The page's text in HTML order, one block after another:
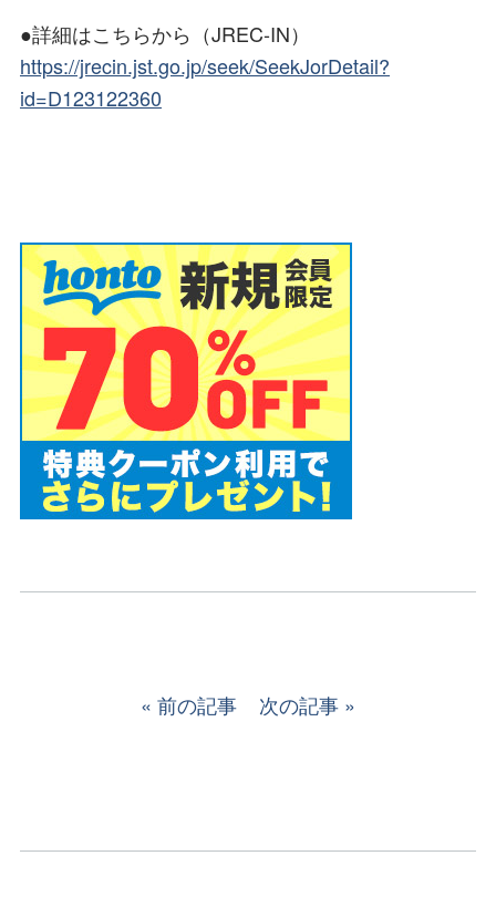
●詳細はこちらから（JREC-IN）
https://jrecin.jst.go.jp/seek/SeekJorDetail?
id=D123122360
前の記事 次の記事